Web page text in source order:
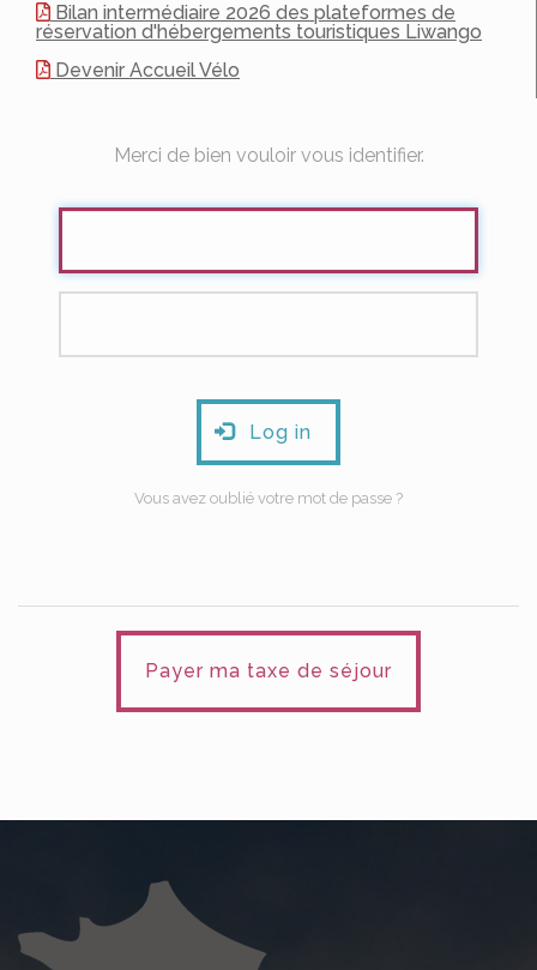
Bilan intermédiaire 2026 des plateformes de
réservation d'hébergements touristiques Liwango
Devenir Accueil Vélo
Merci de bien vouloir vous identifier.
Log in
Vous avez oublié votre mot de passe ?
Payer ma taxe de séjour